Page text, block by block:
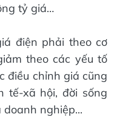
tỷ giá…
điện phải theo cơ
theo các yếu tố
điều chỉnh giá cũng
tế-xã hội, đời sống
nghiệp...